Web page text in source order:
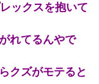
ックスを抱いて
れてるんやで
クズがモテると